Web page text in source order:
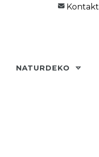
Kontakt
NATURDEKO